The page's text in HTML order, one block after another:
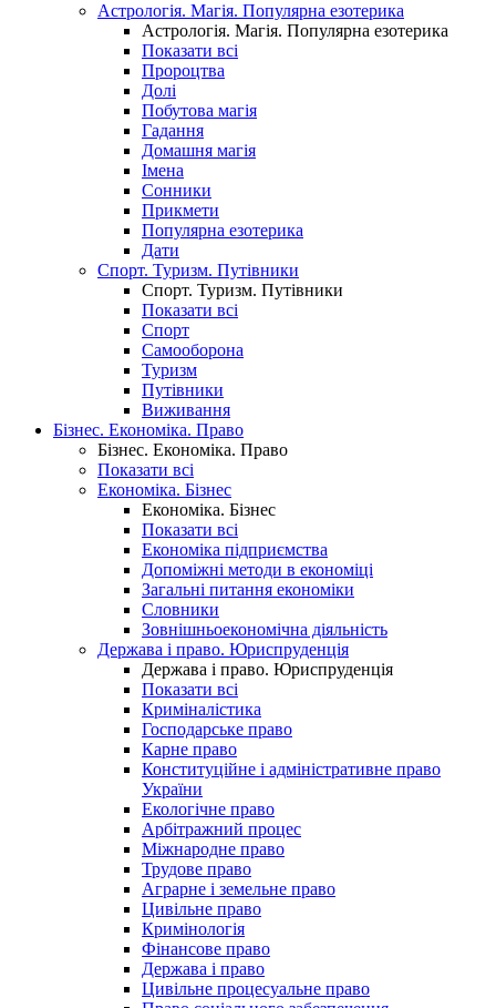
Астрологія. Магія. Популярна езотерика
Астрологія. Магія. Популярна езотерика
Показати всі
Пророцтва
Долі
Побутова магія
Гадання
Домашня магія
Імена
Сонники
Прикмети
Популярна езотерика
Дати
Спорт. Туризм. Путівники
Спорт. Туризм. Путівники
Показати всі
Спорт
Самооборона
Туризм
Путівники
Виживання
Бізнес. Економіка. Право
Бізнес. Економіка. Право
Показати всі
Економіка. Бізнес
Економіка. Бізнес
Показати всі
Економіка підприємства
Допоміжні методи в економіці
Загальні питання економіки
Словники
Зовнішньоекономічна діяльність
Держава і право. Юриспруденція
Держава і право. Юриспруденція
Показати всі
Криміналістика
Господарське право
Карне право
Конституційне і адміністративне право
України
Екологічне право
Арбітражний процес
Міжнародне право
Трудове право
Аграрне і земельне право
Цивільне право
Кримінологія
Фінансове право
Держава і право
Цивільне процесуальне право